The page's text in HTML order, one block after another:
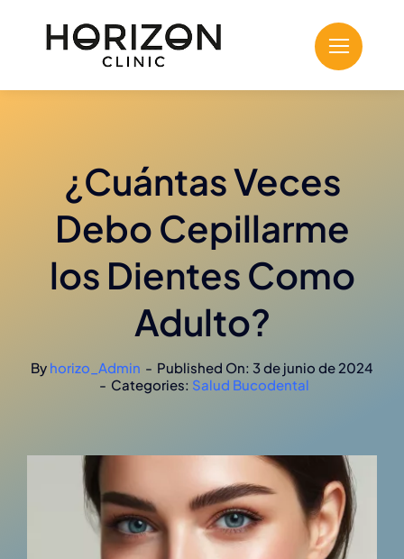
¿Cuántas Veces
Debo Cepillarme
los Dientes Como
Adulto?
By horizo_Admin - Published On: 3 de junio de 2024
- Categories: Salud Bucodental